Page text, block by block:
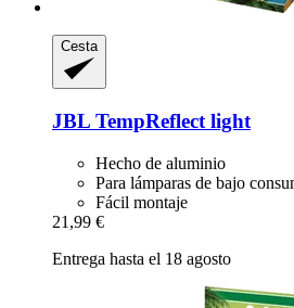
Cesta
JBL TempReflect light
Hecho de aluminio
Para lámparas de bajo
Fácil montaje
21,99 €
Entrega hasta el 18 agosto